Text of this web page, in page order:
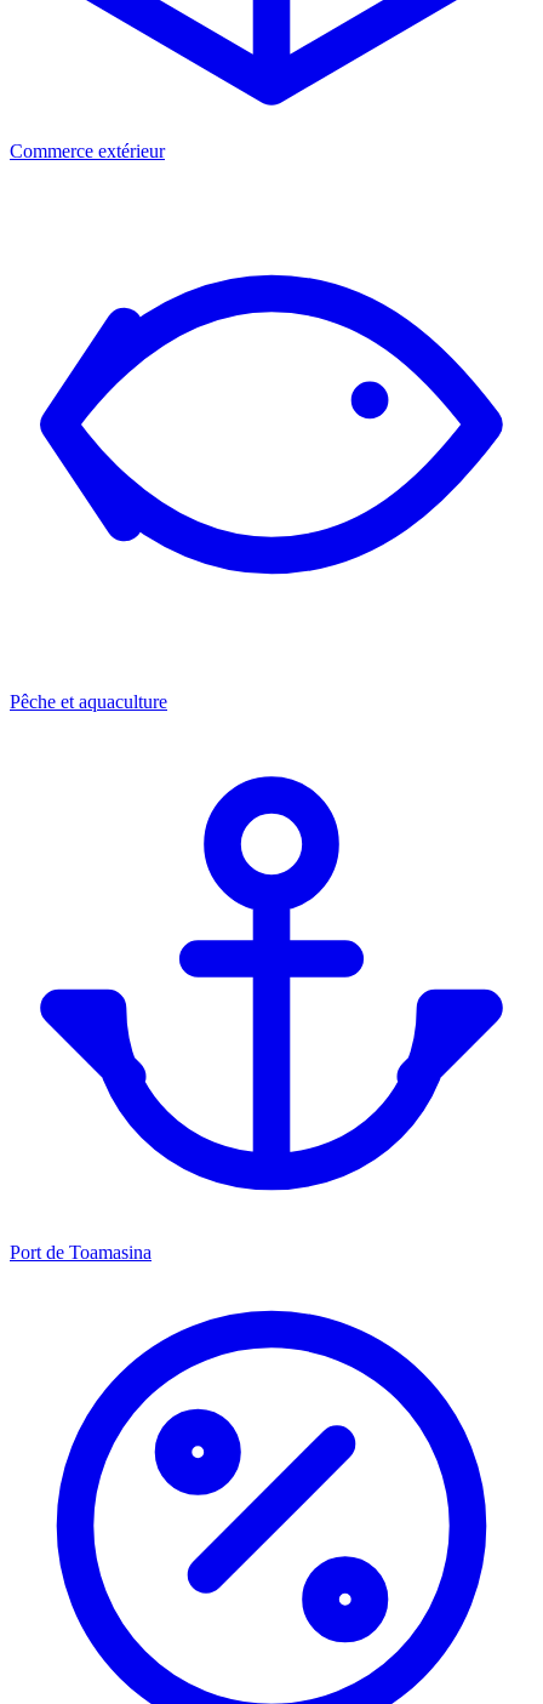
Commerce extérieur
Pêche et aquaculture
Port de Toamasina